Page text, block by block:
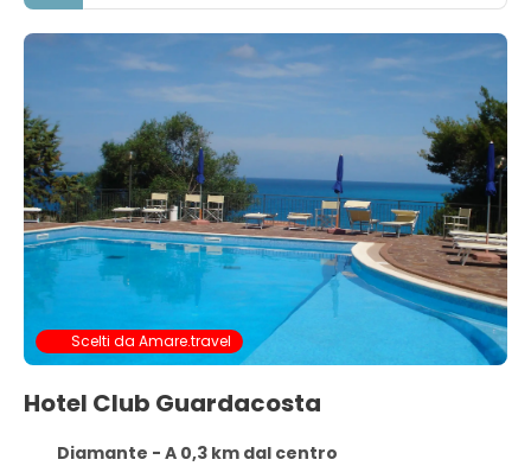
Scelti da Amare.travel
Hotel Club Guardacosta
Diamante - A 0,3 km dal centro